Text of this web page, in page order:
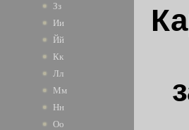
Зз
Ии
Йй
Кк
Лл
Мм
Нн
Оо